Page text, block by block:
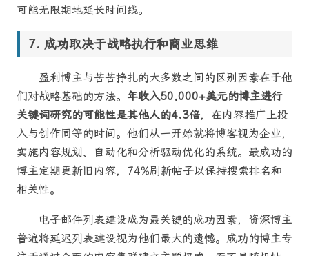
可能无限期地延长时间线。
成功取决于战略执行和商业思维
盈利博主与苦苦挣扎的大多数之间的区别因素在于他
们对战略基础的方法。 年收入50,000+美元的博主进行
关键词研究的可能性是其他人的4.3倍，在内容推广上投
入与创作同等的时间。他们从一开始就将博客视为企业，
实施内容规划、自动化和分析驱动优化的系统。最成功的
博主定期更新旧内容，74%刷新帖子以保持搜索排名和
相关性。
电子邮件列表建设成为最关键的成功因素，资深博主
普遍将延迟列表建设视为他们最大的遗憾。成功的博主专